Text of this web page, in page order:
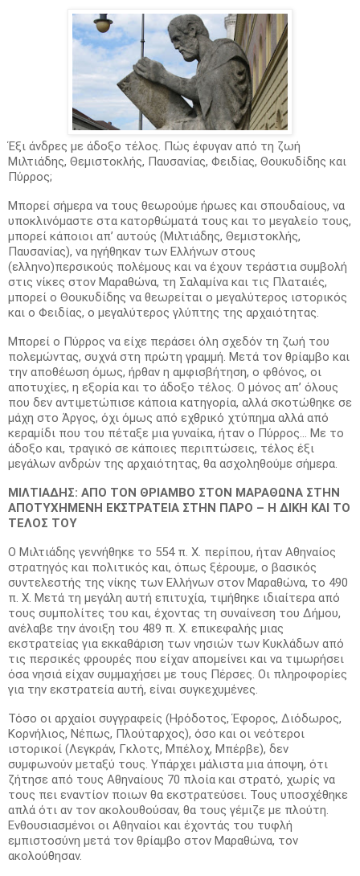
Έξι άνδρες με άδοξο τέλος. Πώς έφυγαν από τη ζωή
Μιλτιάδης, Θεμιστοκλής, Παυσανίας, Φειδίας, Θουκυδίδης και
Πύρρος;
Μπορεί σήμερα να τους θεωρούμε ήρωες και σπουδαίους, να
υποκλινόμαστε στα κατορθώματά τους και το μεγαλείο τους,
μπορεί κάποιοι απ’ αυτούς (Μιλτιάδης, Θεμιστοκλής,
Παυσανίας), να ηγήθηκαν των Ελλήνων στους
(ελληνο)περσικούς πολέμους και να έχουν τεράστια συμβολή
στις νίκες στον Μαραθώνα, τη Σαλαμίνα και τις Πλαταιές,
μπορεί ο Θουκυδίδης να θεωρείται ο μεγαλύτερος ιστορικός
και ο Φειδίας, ο μεγαλύτερος γλύπτης της αρχαιότητας.
Μπορεί ο Πύρρος να είχε περάσει όλη σχεδόν τη ζωή του
πολεμώντας, συχνά στη πρώτη γραμμή. Μετά τον θρίαμβο και
την αποθέωση όμως, ήρθαν η αμφισβήτηση, ο φθόνος, οι
αποτυχίες, η εξορία και το άδοξο τέλος. Ο μόνος απ’ όλους
που δεν αντιμετώπισε κάποια κατηγορία, αλλά σκοτώθηκε σε
μάχη στο Άργος, όχι όμως από εχθρικό χτύπημα αλλά από
κεραμίδι που του πέταξε μια γυναίκα, ήταν ο Πύρρος… Με το
άδοξο και, τραγικό σε κάποιες περιπτώσεις, τέλος έξι
μεγάλων ανδρών της αρχαιότητας, θα ασχοληθούμε σήμερα.
ΜΙΛΤΙΑΔΗΣ: ΑΠΟ ΤΟΝ ΘΡΙΑΜΒΟ ΣΤΟΝ ΜΑΡΑΘΩΝΑ ΣΤΗΝ
ΑΠΟΤΥΧΗΜΕΝΗ ΕΚΣΤΡΑΤΕΙΑ ΣΤΗΝ ΠΑΡΟ – Η ΔΙΚΗ ΚΑΙ ΤΟ
ΤΕΛΟΣ ΤΟΥ
Ο Μιλτιάδης γεννήθηκε το 554 π. Χ. περίπου, ήταν Αθηναίος
στρατηγός και πολιτικός και, όπως ξέρουμε, ο βασικός
συντελεστής της νίκης των Ελλήνων στον Μαραθώνα, το 490
π. Χ. Μετά τη μεγάλη αυτή επιτυχία, τιμήθηκε ιδιαίτερα από
τους συμπολίτες του και, έχοντας τη συναίνεση του Δήμου,
ανέλαβε την άνοιξη του 489 π. Χ. επικεφαλής μιας
εκστρατείας για εκκαθάριση των νησιών των Κυκλάδων από
τις περσικές φρουρές που είχαν απομείνει και να τιμωρήσει
όσα νησιά είχαν συμμαχήσει με τους Πέρσες. Οι πληροφορίες
για την εκστρατεία αυτή, είναι συγκεχυμένες.
Τόσο οι αρχαίοι συγγραφείς (Ηρόδοτος, Έφορος, Διόδωρος,
Κορνήλιος, Νέπως, Πλούταρχος), όσο και οι νεότεροι
ιστορικοί (Λεγκράν, Γκλοτς, Μπέλοχ, Μπέρβε), δεν
συμφωνούν μεταξύ τους. Υπάρχει μάλιστα μια άποψη, ότι
ζήτησε από τους Αθηναίους 70 πλοία και στρατό, χωρίς να
τους πει εναντίον ποιων θα εκστρατεύσει. Τους υποσχέθηκε
απλά ότι αν τον ακολουθούσαν, θα τους γέμιζε με πλούτη.
Ενθουσιασμένοι οι Αθηναίοι και έχοντάς του τυφλή
εμπιστοσύνη μετά τον θρίαμβο στον Μαραθώνα, τον
ακολούθησαν.